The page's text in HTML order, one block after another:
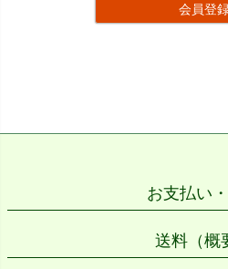
会員登
お支払い
送料（概